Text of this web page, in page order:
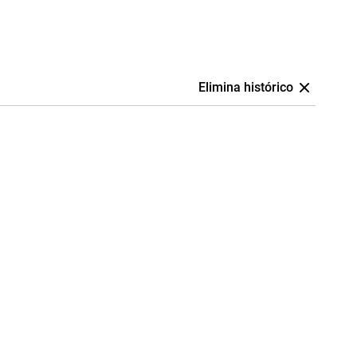
Elimina histórico